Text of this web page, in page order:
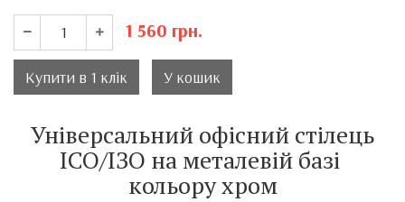
1 560 грн.
Купити в 1 клік У кошик
Універсальний офісний стілець
ІСО/ІЗО на металевій базі
кольору хром